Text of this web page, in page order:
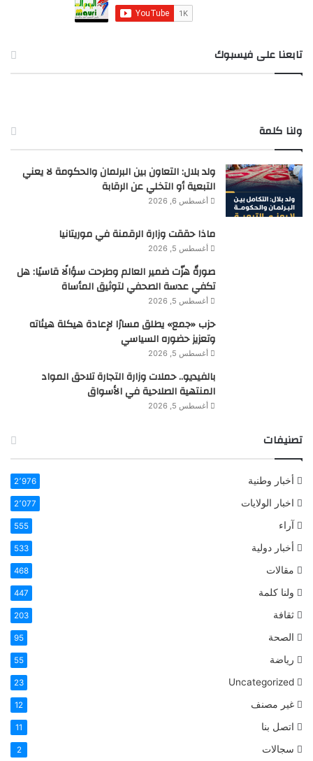
:
تابعنا على فيسبوك
ولنا كلمة
ولد بلال: التعاون بين البرلمان والحكومة لا يعني
التبعية أو التخلي عن الرقابة
أغسطس 6, 2026
ماذا حققت وزارة الرقمنة في موريتانيا
أغسطس 5, 2026
صورةٌ هزّت ضمير العالم وطرحت سؤالًا قاسيًا: هل
تكفي عدسة الصحفي لتوثيق المأساة
أغسطس 5, 2026
حزب «جمع» يطلق مسارًا لإعادة هيكلة هيئاته
وتعزيز حضوره السياسي
أغسطس 5, 2026
بالفيديو.. حملات وزارة التجارة تلاحق المواد
المنتهية الصلاحية في الأسواق
أغسطس 5, 2026
تصنيفات
أخبار وطنية 2٬976
اخبار الولايات 2٬077
آراء 555
أخبار دولية 533
مقالات 468
ولنا كلمة 447
ثقافة 203
الصحة 95
رياضة 55
Uncategorized
23
غير مصنف 12
اتصل بنا 11
سجالات 2